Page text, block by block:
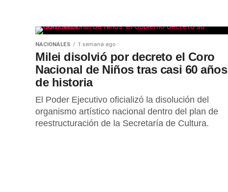
NACIONALES 1 semana ago
Milei disolvió por decreto el Coro
Nacional de Niños tras casi 60 años
de historia
El Poder Ejecutivo oficializó la disolución del
organismo artístico nacional dentro del plan de
reestructuración de la Secretaría de Cultura.